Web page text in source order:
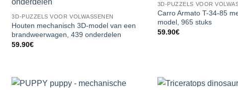
3D-PUZZELS VOOR VOLWASSENEN
Houten mechanisch 3D-model van een
brandweerwagen, 439 onderdelen
59.90€
3D-PUZZELS VOOR
Carro Armato T-34-85
model, 965 stuks
59.90€